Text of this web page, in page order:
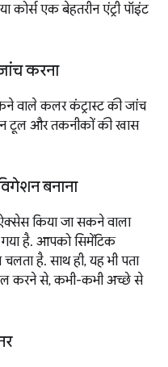
कोर्स एक बेहतरीन एंट्री पॉइंट
करना
वाले कलर कंट्रास्ट की जांच
टूल और तकनीकों की खास
बनाना
किया जा सकने वाला
गया है. आपको सिमेंटिक
है. साथ ही, यह भी पता
करने से, कभी-कभी अच्छे से